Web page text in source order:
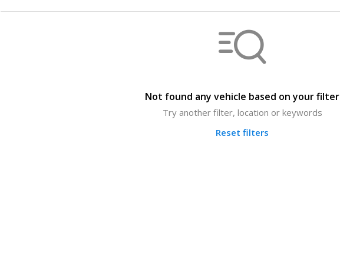
Not found any vehicle based on your filter
Try another filter, location or keywords
Reset filters